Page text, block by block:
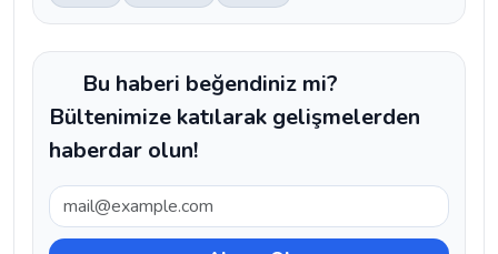
Bu haberi beğendiniz mi?
Bültenimize katılarak gelişmelerden
haberdar olun!